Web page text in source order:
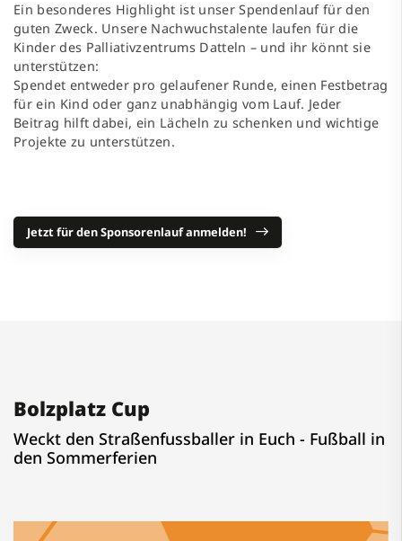
Ein besonderes Highlight ist unser Spendenlauf für den
guten Zweck. Unsere Nachwuchstalente laufen für die
Kinder des Palliativzentrums Datteln – und ihr könnt sie
unterstützen:
Spendet entweder pro gelaufener Runde, einen Festbetrag
für ein Kind oder ganz unabhängig vom Lauf. Jeder
Beitrag hilft dabei, ein Lächeln zu schenken und wichtige
Projekte zu unterstützen.
Jetzt für den Sponsorenlauf anmelden!
Bolzplatz Cup
Weckt den Straßenfussballer in Euch - Fußball in
den Sommerferien